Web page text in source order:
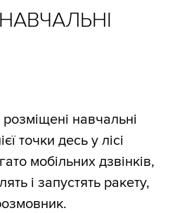
навчальні
точки десь у лісі
мобільних дзвінків,
і запустять ракету,